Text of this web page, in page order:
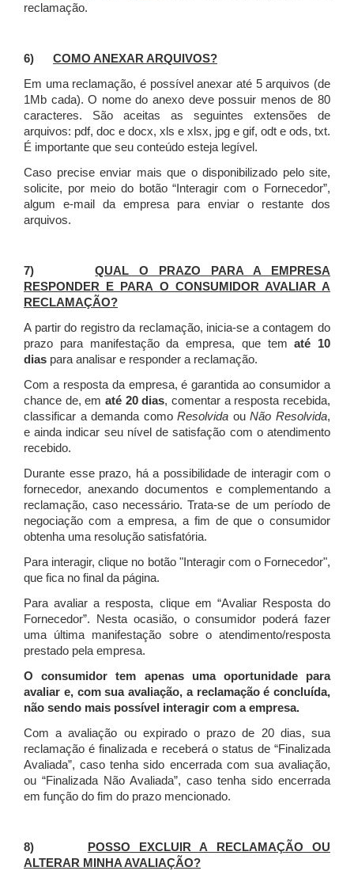
reclamação.
6) COMO ANEXAR ARQUIVOS?
Em uma reclamação, é possível anexar até 5 arquivos (de
1Mb cada). O nome do anexo deve possuir menos de 80
caracteres. São aceitas as seguintes extensões de
arquivos: pdf, doc e docx, xls e xlsx, jpg e gif, odt e ods, txt.
É importante que seu conteúdo esteja legível.
Caso precise enviar mais que o disponibilizado pelo site,
solicite, por meio do botão “Interagir com o Fornecedor”,
algum e-mail da empresa para enviar o restante dos
arquivos.
7)QUAL O PRAZO PARA A EMPRESA
RESPONDER E PARA O CONSUMIDOR AVALIAR A
RECLAMAÇÃO?
A partir do registro da reclamação, inicia-se a contagem do
prazo para manifestação da empresa, que tematé 10
dias para analisar e responder a reclamação.
Com a resposta da empresa, é garantida ao consumidor a
chance de, em até 20 dias, comentar a resposta recebida,
classificar a demanda comoResolvida ouNão Resolvida,
e ainda indicar seu nível de satisfação com o atendimento
recebido.
Durante esse prazo, há a possibilidade de interagir com o
fornecedor, anexando documentos e complementando a
reclamação, caso necessário.Trata-se de um período de
negociação com a empresa, a fim de que o consumidor
obtenha uma resolução satisfatória.
Para interagir, clique no botão "Interagir com o Fornecedor",
que fica no final da página.
Para avaliar a resposta, clique em “Avaliar Resposta do
Fornecedor”. Nesta ocasião, o consumidor poderá fazer
uma última manifestação sobre o atendimento/resposta
prestado pela empresa.
O consumidor tem apenas uma oportunidade para
avaliar e, com sua avaliação, a reclamação é concluída,
não sendo mais possível interagir com a empresa.
Com a avaliação ou expirado o prazo de 20 dias, sua
reclamação é finalizada e receberá o status de “Finalizada
Avaliada”, caso tenha sido encerrada com sua avaliação,
ou “Finalizada Não Avaliada”, caso tenha sido encerrada
em função do fim do prazo mencionado.
8)
POSSO EXCLUIR A RECLAMAÇÃO OU
ALTERAR MINHA AVALIAÇÃO?